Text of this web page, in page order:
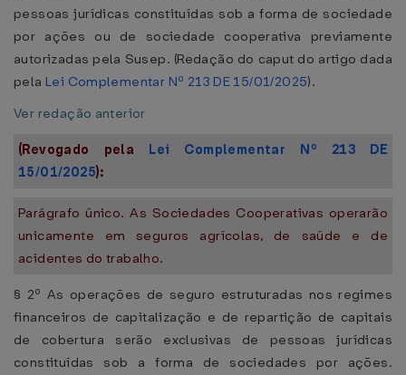
pessoas jurídicas constituídas sob a forma de sociedade
por ações ou de sociedade cooperativa previamente
autorizadas pela Susep. (Redação do caput do artigo dada
pela Lei Complementar Nº 213 DE 15/01/2025).
Ver redação anterior
(Revogado pela Lei Complementar Nº 213 DE
15/01/2025):
Parágrafo único. As Sociedades Cooperativas operarão
unicamente em seguros agrícolas, de saúde e de
acidentes do trabalho.
§ 2º As operações de seguro estruturadas nos regimes
financeiros de capitalização e de repartição de capitais
de cobertura serão exclusivas de pessoas jurídicas
constituídas sob a forma de sociedades por ações.